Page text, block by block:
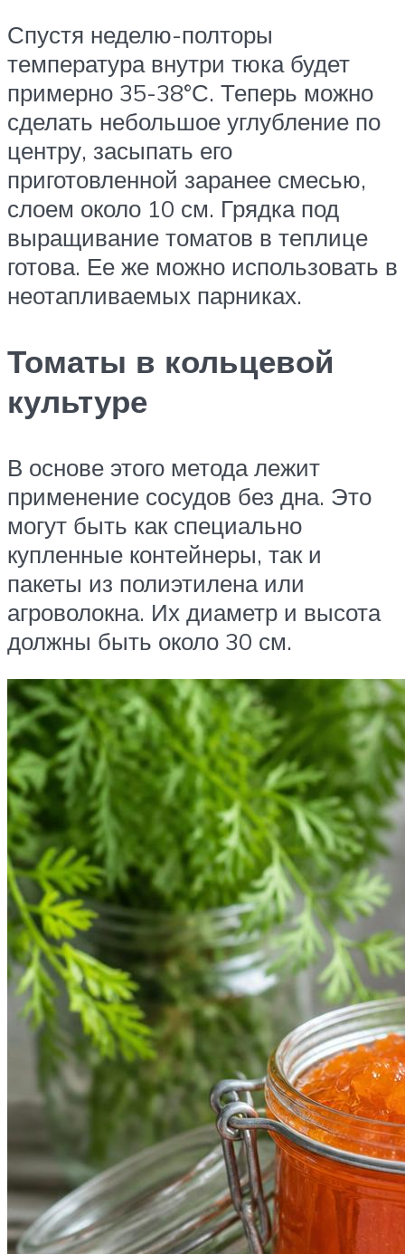
Спустя неделю-полторы
температура внутри тюка будет
примерно 35-38°С. Теперь можно
сделать небольшое углубление по
центру, засыпать его
приготовленной заранее смесью,
слоем около 10 см. Грядка под
выращивание томатов в теплице
готова. Ее же можно использовать в
неотапливаемых парниках.
Томаты в кольцевой
культуре
В основе этого метода лежит
применение сосудов без дна. Это
могут быть как специально
купленные контейнеры, так и
пакеты из полиэтилена или
агроволокна. Их диаметр и высота
должны быть около 30 см.